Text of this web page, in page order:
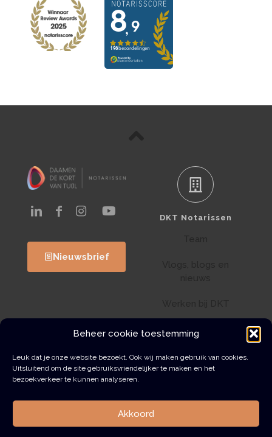
Beheer cookie toestemming
Leuk dat je onze website bezoekt. Ook wij maken gebruik van cookies.
Uitsluitend om de site gebruiksvriendelijker te maken en het
bezoekverkeer te kunnen analyseren.
Akkoord
Nieuwsbrief
DKT Notarissen
Klantenportaal
Wwft